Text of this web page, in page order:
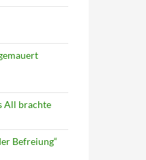
All brachte
Befreiung“